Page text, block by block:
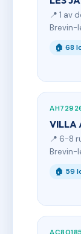
📍 1 av
Brevin-
🏠 68
VILLA
📍 6-8
Brevin-
🏠 59